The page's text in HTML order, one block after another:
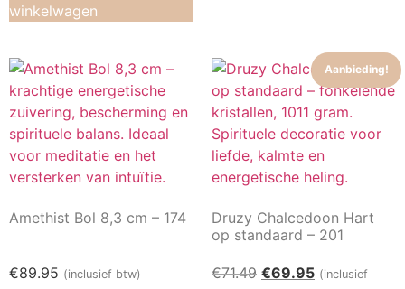
winkelwagen
Amethist Bol 8,3 cm – 174
€89.95 (inclusief btw)
Aanbieding!
Druzy Chalcedoon Hart
op standaard – 201
€71.49 €69.95 (inclusief